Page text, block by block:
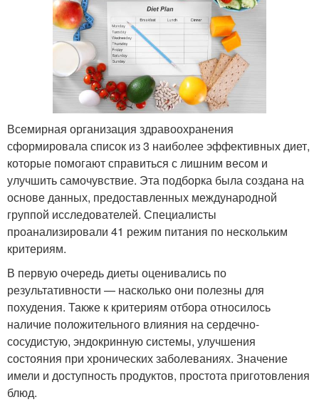
Всемирная организация здравоохранения
сформировала список из 3 наиболее эффективных диет,
которые помогают справиться с лишним весом и
улучшить самочувствие. Эта подборка была создана на
основе данных, предоставленных международной
группой исследователей. Специалисты
проанализировали 41 режим питания по нескольким
критериям.
В первую очередь диеты оценивались по
результативности — насколько они полезны для
похудения. Также к критериям отбора относилось
наличие положительного влияния на сердечно-
сосудистую, эндокринную системы, улучшения
состояния при хронических заболеваниях. Значение
имели и доступность продуктов, простота приготовления
блюд.